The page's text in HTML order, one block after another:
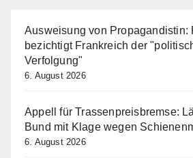
Ausweisung von Propagandistin:
bezichtigt Frankreich der
Verfolgung"
6. August 2026
Appell für Trassenpreisbremse:
Bund mit Klage wegen
6. August 2026